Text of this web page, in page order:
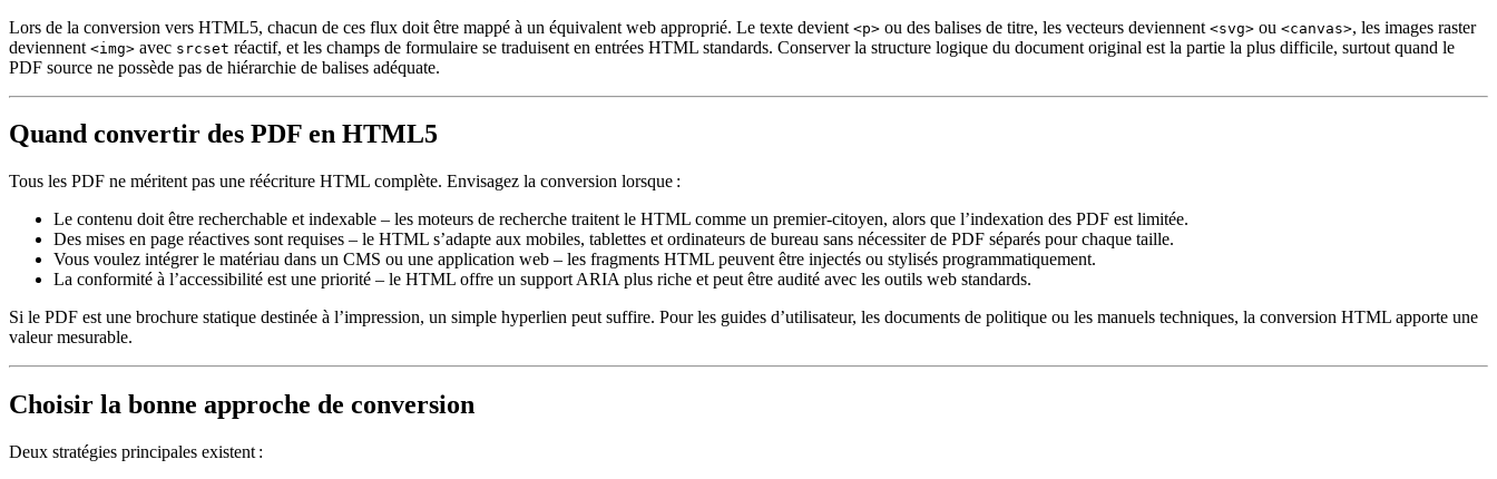
Lors de la conversion vers HTML5, chacun de ces flux doit être mappé à un équivalent web approprié. Le texte devient <p> ou des balises de titre, les vecteurs deviennent <svg> ou <canvas>, les images raster
deviennent <img> avec srcset réactif, et les champs de formulaire se traduisent en entrées HTML standards. Conserver la structure logique du document original est la partie la plus difficile, surtout quand le
PDF source ne possède pas de hiérarchie de balises adéquate.
Quand convertir des PDF en HTML5
Tous les PDF ne méritent pas une réécriture HTML complète. Envisagez la conversion lorsque :
Le contenu doit être recherchable et indexable – les moteurs de recherche traitent le HTML comme un premier‑citoyen, alors que l’indexation des PDF est limitée.
Des mises en page réactives sont requises – le HTML s’adapte aux mobiles, tablettes et ordinateurs de bureau sans nécessiter de PDF séparés pour chaque taille.
Vous voulez intégrer le matériau dans un CMS ou une application web – les fragments HTML peuvent être injectés ou stylisés programmatiquement.
La conformité à l’accessibilité est une priorité – le HTML offre un support ARIA plus riche et peut être audité avec les outils web standards.
Si le PDF est une brochure statique destinée à l’impression, un simple hyperlien peut suffire. Pour les guides d’utilisateur, les documents de politique ou les manuels techniques, la conversion HTML apporte une
valeur mesurable.
Choisir la bonne approche de conversion
Deux stratégies principales existent :